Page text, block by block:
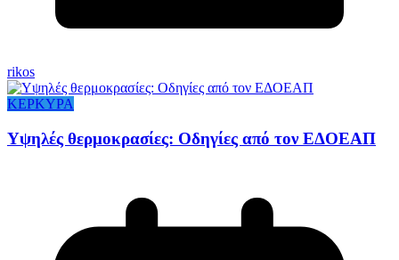
rikos
ΚΕΡΚΥΡΑ
Υψηλές θερμοκρασίες: Οδηγίες από τον ΕΔΟΕΑΠ